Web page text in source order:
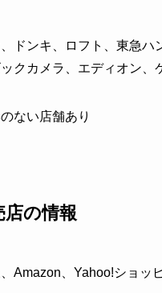
ドンキ、ロフト、東急
ックカメラ、エディオン
ない店舗あり
の情報
Amazon、Yahoo!ショッ